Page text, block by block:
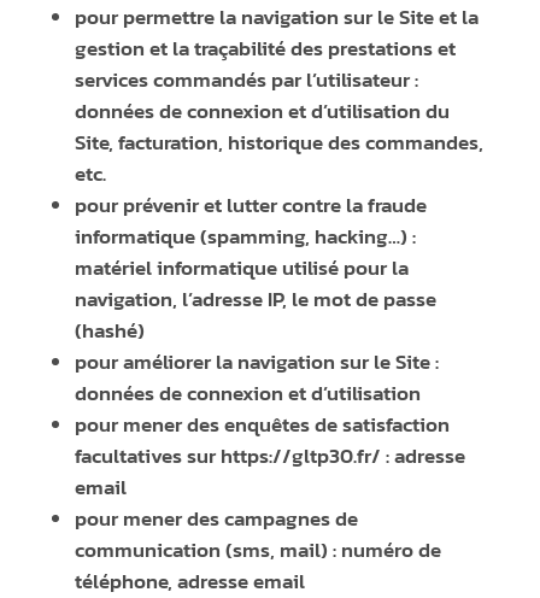
pour permettre la navigation sur le Site et la
gestion et la traçabilité des prestations et
services commandés par l’utilisateur :
données de connexion et d’utilisation du
Site, facturation, historique des commandes,
etc.
pour prévenir et lutter contre la fraude
informatique (spamming, hacking…) :
matériel informatique utilisé pour la
navigation, l’adresse IP, le mot de passe
(hashé)
pour améliorer la navigation sur le Site :
données de connexion et d’utilisation
pour mener des enquêtes de satisfaction
facultatives surhttps://gltp30.fr/: adresse
email
pour mener des campagnes de
communication (sms, mail) : numéro de
téléphone, adresse email